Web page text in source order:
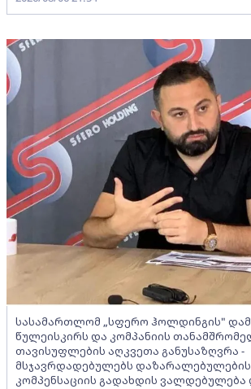
სასამართლომ „სფერო ჰოლდინგის"
წულეისკირს და კომპანიის
თავისუფლების აღკვეთა განუსაზღვრა -
მსჯავრდადებულებს
კომპენსაციის გადახდის ვალდებულება